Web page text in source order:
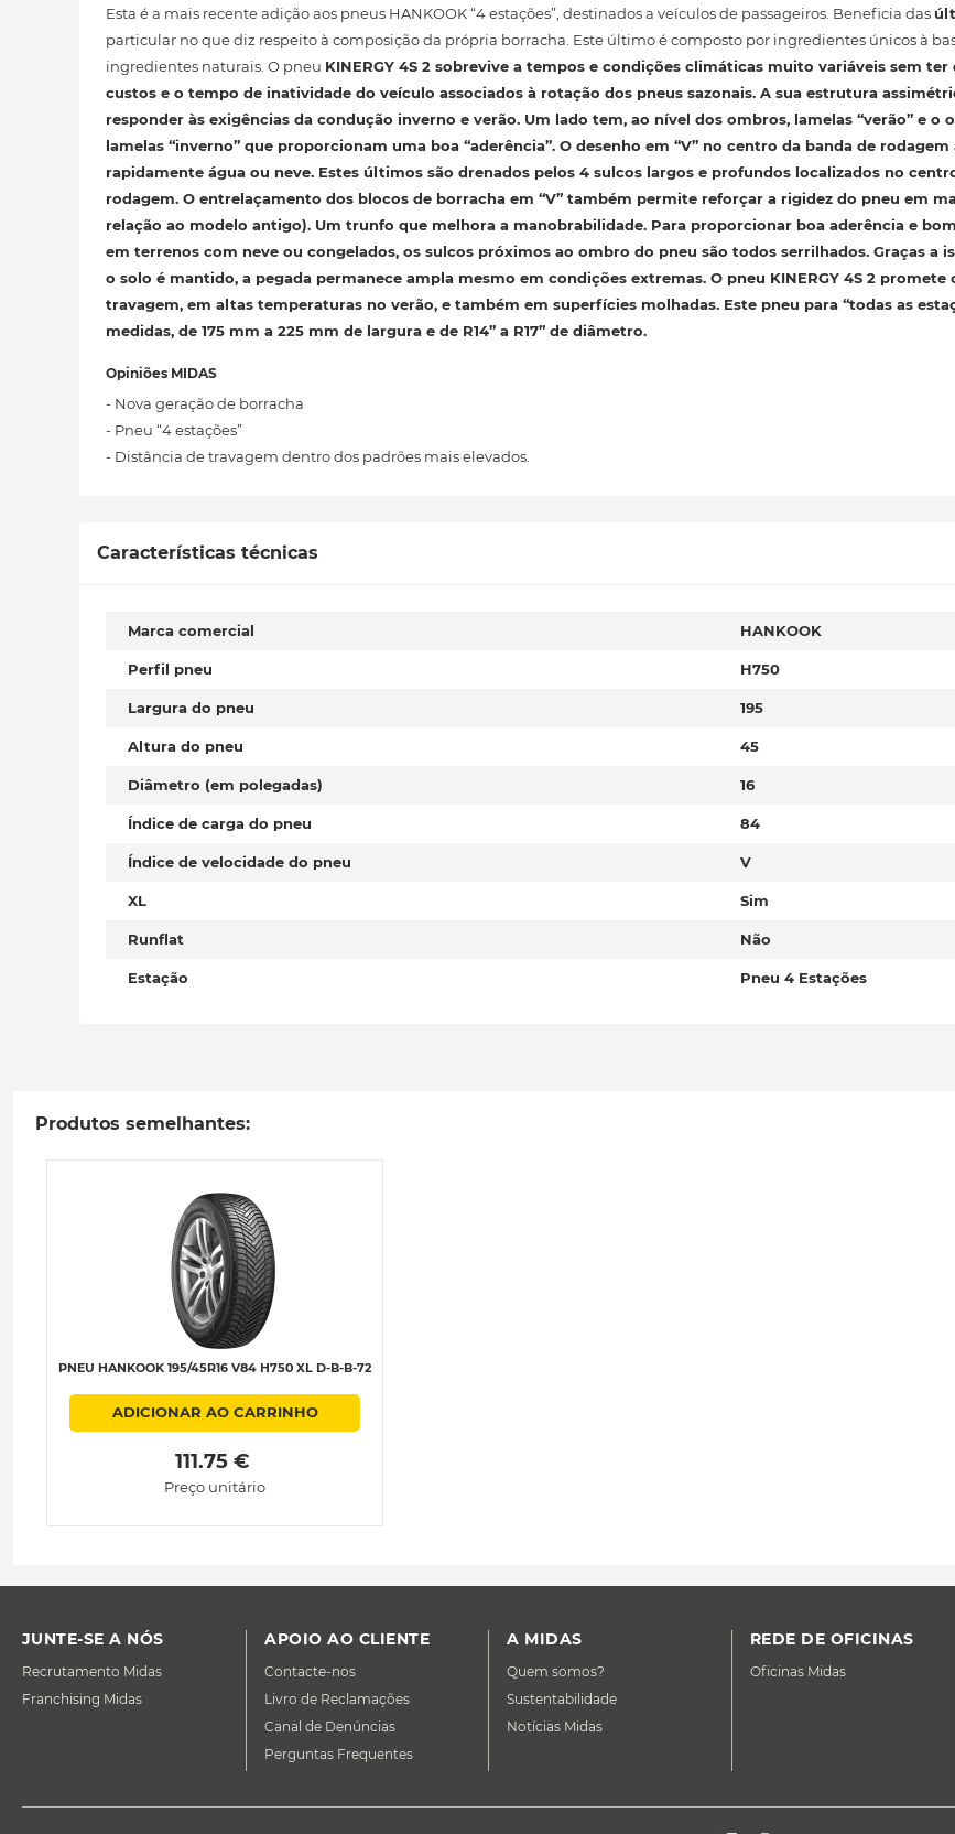
Esta é a mais recente adição aos pneus HANKOOK “4 estações”, destinados a veículos de passageiros. Beneficia das
particular no que diz respeito à composição da própria borracha. Este último é composto por ingredientes únicos à
ingredientes naturais. O pneu KINERGY 4S 2 sobrevive a tempos e condições climáticas muito variáveis ​​sem ter
custos e o tempo de inatividade do veículo associados à rotação dos pneus sazonais. A sua estrutura
responder às exigências da condução inverno e verão. Um lado tem, ao nível dos ombros, lamelas “verão” e o
lamelas “inverno” que proporcionam uma boa “aderência”. O desenho em “V” no centro da banda de
rapidamente água ou neve. Estes últimos são drenados pelos 4 sulcos largos e profundos localizados no
rodagem. O entrelaçamento dos blocos de borracha em “V” também permite reforçar a rigidez do pneu em
relação ao modelo antigo). Um trunfo que melhora a manobrabilidade. Para proporcionar boa aderência e
em terrenos com neve ou congelados, os sulcos próximos ao ombro do pneu são todos serrilhados. Graças a
o solo é mantido, a pegada permanece ampla mesmo em condições extremas. O pneu KINERGY 4S 2 promete
travagem, em altas temperaturas no verão, e também em superfícies molhadas. Este pneu para “todas as
medidas, de 175 mm a 225 mm de largura e de R14” a R17” de diâmetro.
Opiniões MIDAS
- Nova geração de borracha
- Pneu “4 estações”
- Distância de travagem dentro dos padrões mais elevados.
Características técnicas
Marca comercial HANKOOK
Perfil pneu H750
Largura do pneu 195
Altura do pneu 45
Diâmetro (em polegadas) 16
Índice de carga do pneu 84
Índice de velocidade do pneu V
XL Sim
Runflat Não
Estação Pneu 4 Estações
Produtos semelhantes:
PNEU HANKOOK 195/45R16 V84 H750 XL D-B-B-72
ADICIONAR AO CARRINHO
111.75 €
Preço unitário
JUNTE-SE A NÓS
Recrutamento Midas
Franchising Midas
APOIO AO CLIENTE
Contacte-nos
Livro de Reclamações
Canal de Denúncias
Perguntas Frequentes
A MIDAS
Quem somos?
Sustentabilidade
Notícias Midas
REDE DE OFICINAS
Oficinas Midas